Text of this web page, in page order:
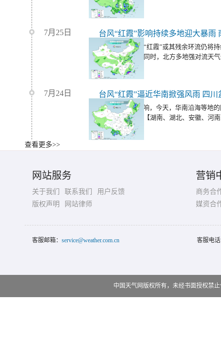
未来三天，台风“红霞”或其残余环流仍将
地带来强降雨；同时，北方多地强对流天
7月25日
受台风“红霞”影响，今天，华南沿海等地
大暴雨；明天，【湖南、湖北、安徽、河
降雨。
7月24日
今明两天（7月24日至25日），华北、黄
查看更多>>
网站服务
关于我们 联系我们
用户反馈
版权声明
网站律师
营销
商务合
媒资合
客服邮箱： service@weather.com.cn 客服电
中国天气网版权所有，未经书面授权